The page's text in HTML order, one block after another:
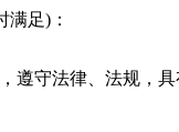
足)：
遵守法律、法规，